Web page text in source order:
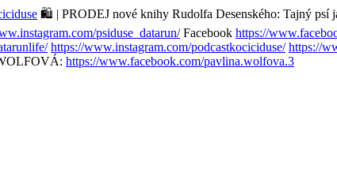
🛍️ | PRODEJ nové knihy Rudolfa Desenského: Tajný psí
psiduse_datarun/Facebook https://
https://www.instagram.com/podcastkociciduse/ https://
https://www.facebook.com/pavlina.wolfova.3